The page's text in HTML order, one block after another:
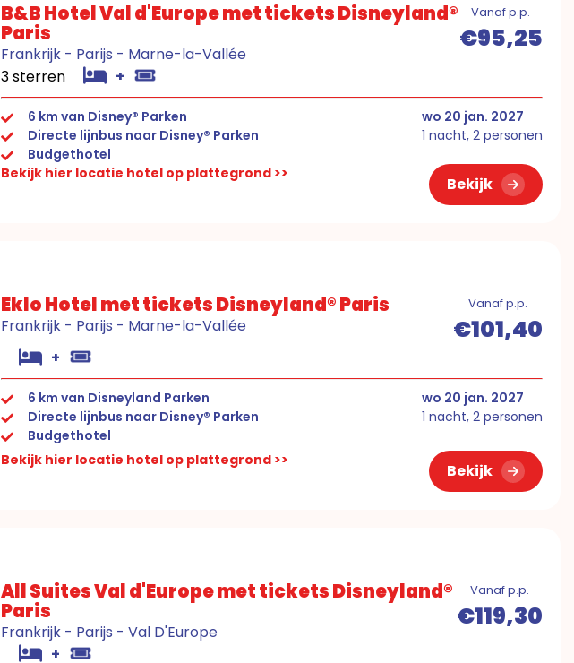
B&B Hotel Val d'Europe met tickets Disneyland®
Paris
Frankrijk - Parijs - Marne-la-Vallée
Vanaf p.p.
€95,25
3 sterren +
6 km van Disney® Parken
Directe lijnbus naar Disney® Parken
Budgethotel
wo 20 jan. 2027
1 nacht, 2 personen
Bekijk hier locatie hotel op plattegrond >>
Bekijk
Eklo Hotel met tickets Disneyland® Paris
Frankrijk - Parijs - Marne-la-Vallée
Vanaf p.p.
€101,40
+
6 km van Disneyland Parken
Directe lijnbus naar Disney® Parken
Budgethotel
wo 20 jan. 2027
1 nacht, 2 personen
Bekijk hier locatie hotel op plattegrond >>
Bekijk
All Suites Val d'Europe met tickets Disneyland®
Paris
Frankrijk - Parijs - Val D'Europe
Vanaf p.p.
€119,30
+